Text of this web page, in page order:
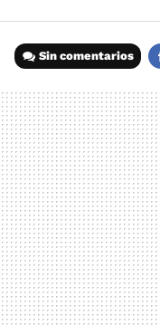
Sin comentarios